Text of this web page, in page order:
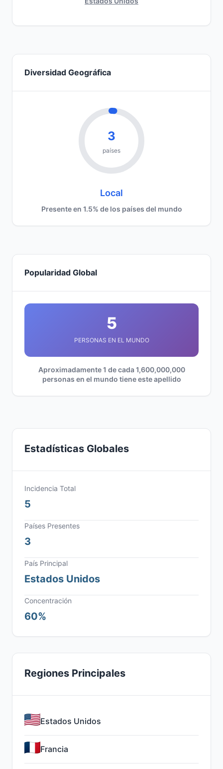
Diversidad Geográfica
3
países
Local
Presente en 1.5% de los países del mundo
Popularidad Global
5
PERSONAS EN EL MUNDO
Aproximadamente 1 de cada 1,600,000,000
personas en el mundo tiene este apellido
Estadísticas Globales
Incidencia Total
5
Países Presentes
3
País Principal
Estados Unidos
Concentración
60%
Regiones Principales
Estados Unidos
Francia